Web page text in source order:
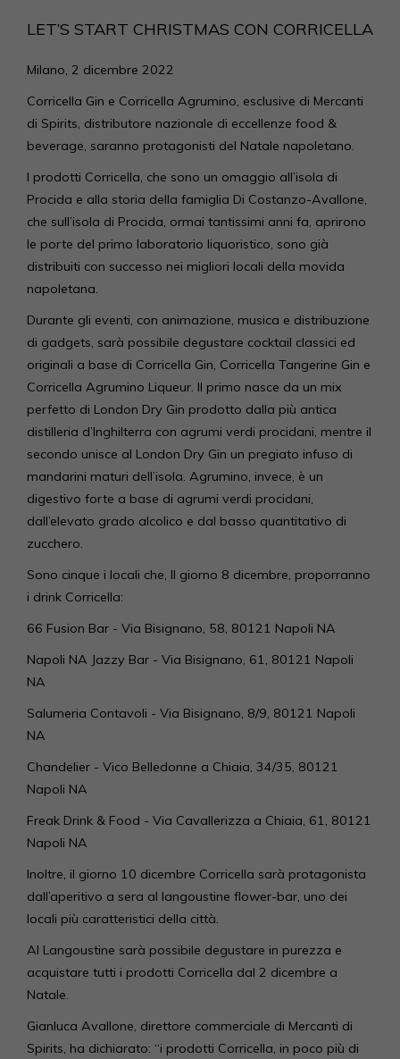
LET’S START CHRISTMAS CON CORRICELLA
Milano, 2 dicembre 2022
Corricella Gin e Corricella Agrumino, esclusive di Mercanti
di Spirits, distributore nazionale di eccellenze food &
beverage, saranno protagonisti del Natale napoletano.
I prodotti Corricella, che sono un omaggio all’isola di
Procida e alla storia della famiglia Di Costanzo-Avallone,
che sull’isola di Procida, ormai tantissimi anni fa, aprirono
le porte del primo laboratorio liquoristico, sono già
distribuiti con successo nei migliori locali della movida
napoletana.
Durante gli eventi, con animazione, musica e distribuzione
di gadgets, sarà possibile degustare cocktail classici ed
originali a base di Corricella Gin, Corricella Tangerine Gin e
Corricella Agrumino Liqueur. Il primo nasce da un mix
perfetto di London Dry Gin prodotto dalla più antica
distilleria d’Inghilterra con agrumi verdi procidani, mentre il
secondo unisce al London Dry Gin un pregiato infuso di
mandarini maturi dell’isola. Agrumino, invece, è un
digestivo forte a base di agrumi verdi procidani,
dall’elevato grado alcolico e dal basso quantitativo di
zucchero.
Sono cinque i locali che, Il giorno 8 dicembre, proporranno
i drink Corricella:
66 Fusion Bar - Via Bisignano, 58, 80121 Napoli NA
Napoli NA Jazzy Bar - Via Bisignano, 61, 80121 Napoli
NA
Salumeria Contavoli - Via Bisignano, 8/9, 80121 Napoli
NA
Chandelier - Vico Belledonne a Chiaia, 34/35, 80121
Napoli NA
Freak Drink & Food - Via Cavallerizza a Chiaia, 61, 80121
Napoli NA
Inoltre, il giorno 10 dicembre Corricella sarà protagonista
dall’aperitivo a sera al langoustine flower-bar, uno dei
locali più caratteristici della città.
Al Langoustine sarà possibile degustare in purezza e
acquistare tutti i prodotti Corricella dal 2 dicembre a
Natale.
Gianluca Avallone, direttore commerciale di Mercanti di
Spirits, ha dichiarato: “i prodotti Corricella, in poco più di